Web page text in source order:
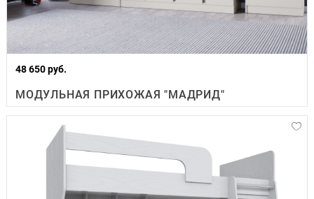
48 650 руб.
МОДУЛЬНАЯ ПРИХОЖАЯ "МАДРИД"